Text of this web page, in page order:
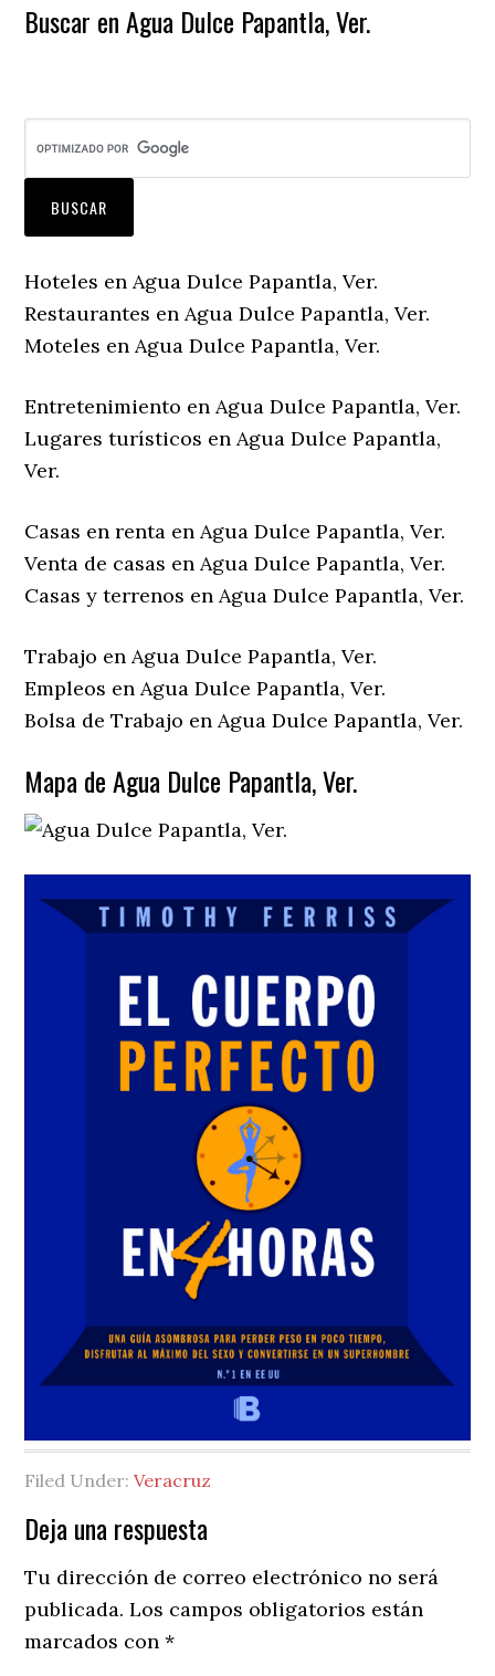
Buscar en Agua Dulce Papantla, Ver.
Hoteles en Agua Dulce Papantla, Ver.
Restaurantes en Agua Dulce Papantla, Ver.
Moteles en Agua Dulce Papantla, Ver.
Entretenimiento en Agua Dulce Papantla, Ver.
Lugares turísticos en Agua Dulce Papantla,
Ver.
Casas en renta en Agua Dulce Papantla, Ver.
Venta de casas en Agua Dulce Papantla, Ver.
Casas y terrenos en Agua Dulce Papantla, Ver.
Trabajo en Agua Dulce Papantla, Ver.
Empleos en Agua Dulce Papantla, Ver.
Bolsa de Trabajo en Agua Dulce Papantla, Ver.
Mapa de Agua Dulce Papantla, Ver.
Filed Under:Veracruz
Reader
Interactions
Deja una respuesta
Tu dirección de correo electrónico no será
publicada. Los campos obligatorios están
marcados con*